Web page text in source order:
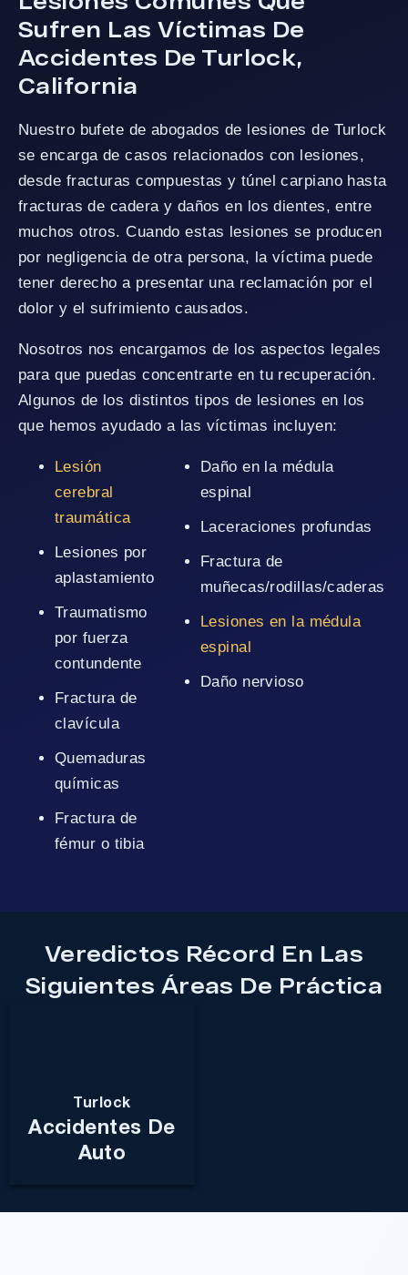
Sufren Las Víctimas De
Accidentes De Turlock,
California
Nuestro bufete de abogados de lesiones de Turlock
se encarga de casos relacionados con lesiones,
desde fracturas compuestas y túnel carpiano hasta
fracturas de cadera y daños en los dientes, entre
muchos otros. Cuando estas lesiones se producen
por negligencia de otra persona, la víctima puede
tener derecho a presentar una reclamación por el
dolor y el sufrimiento causados.
Nosotros nos encargamos de los aspectos legales
para que puedas concentrarte en tu recuperación.
Algunos de los distintos tipos de lesiones en los
que hemos ayudado a las víctimas incluyen:
Lesión
cerebral
traumática
Lesiones por
aplastamiento
Traumatismo
por fuerza
contundente
Fractura de
clavícula
Quemaduras
químicas
Fractura de
fémur o tibia
Daño en la médula
espinal
Laceraciones profundas
Fractura de
muñecas/rodillas/caderas
Lesiones en la médula
espinal
Daño nervioso
Veredictos Récord En Las
Siguientes Áreas De Práctica
Turlock
Accidentes De
Auto